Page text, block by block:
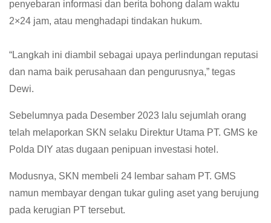
penyebaran informasi dan berita bohong dalam waktu
2×24 jam, atau menghadapi tindakan hukum.
“Langkah ini diambil sebagai upaya perlindungan reputasi
dan nama baik perusahaan dan pengurusnya,” tegas
Dewi.
Sebelumnya pada Desember 2023 lalu sejumlah orang
telah melaporkan SKN selaku Direktur Utama PT. GMS ke
Polda DIY atas dugaan penipuan investasi hotel.
Modusnya, SKN membeli 24 lembar saham PT. GMS
namun membayar dengan tukar guling aset yang berujung
pada kerugian PT tersebut.